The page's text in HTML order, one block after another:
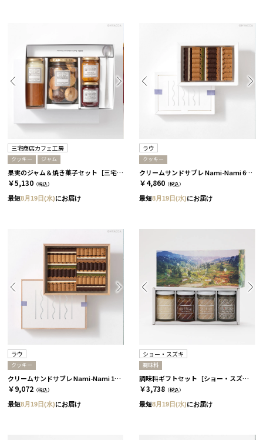
三宅商店カフェ工房
クッキー ジャム
果実のジャム＆焼き菓子セット［三宅商店カフェ工房］
￥5,130 （税込）
最短8月19日(水)にお届け
ラウ
クッキー
クリームサンドサブレ Nami-Nami 6本入［ラウ］
￥4,860 （税込）
最短8月19日(水)にお届け
ラウ
クッキー
クリームサンドサブレ Nami-Nami 12本入［ラウ］
￥9,072 （税込）
最短8月19日(水)にお届け
ショー・スズキ
調味料
調味料ギフトセット［ショー・スズキ］
￥3,738 （税込）
最短8月19日(水)にお届け